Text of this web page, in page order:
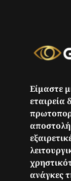
Είμαστε
εταιρεία
αποστολή
ανάγκες